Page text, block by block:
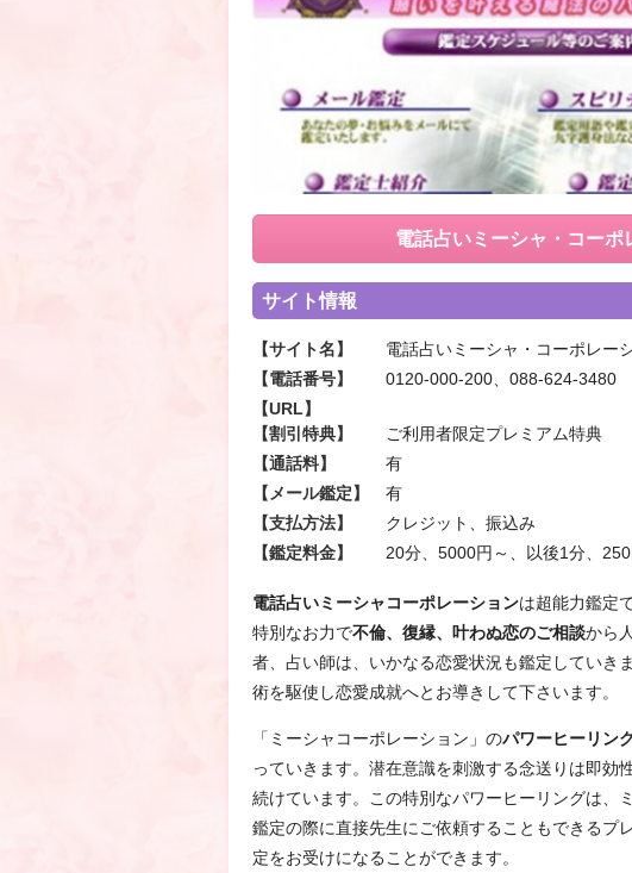
電話占いミーシャ・コーポ
サイト情報
【サイト名】
電話占いミーシャ・コーポレー
【電話番号】
0120-000-200、088-624-3480
【URL】
【割引特典】
ご利用者限定プレミアム特典
【通話料】
有
【メール鑑定】
有
【支払方法】
クレジット、振込み
【鑑定料金】
20分、5000円～、以後1分、250
電話占いミーシャコーポレーションは超能力鑑定
特別なお力で不倫、復縁、叶わぬ恋のご相談から
者、占い師は、いかなる恋愛状況も鑑定していき
術を駆使し恋愛成就へとお導きして下さいます。
「ミーシャコーポレーション」のパワーヒーリン
っていきます。潜在意識を刺激する念送りは即効
続けています。この特別なパワーヒーリングは、
鑑定の際に直接先生にご依頼することもできるプ
定をお受けになることができます。